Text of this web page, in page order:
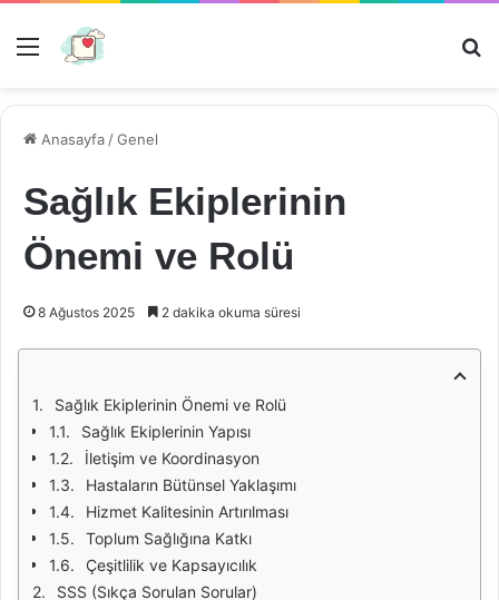
Menü
Anasayfa /Genel
Sağlık Ekiplerinin
Önemi ve Rolü
8 Ağustos 2025 2 dakika okuma süresi
Sağlık Ekiplerinin Önemi ve Rolü
Sağlık Ekiplerinin Yapısı
İletişim ve Koordinasyon
Hastaların Bütünsel Yaklaşımı
Hizmet Kalitesinin Artırılması
Toplum Sağlığına Katkı
Çeşitlilik ve Kapsayıcılık
SSS (Sıkça Sorulan Sorular)